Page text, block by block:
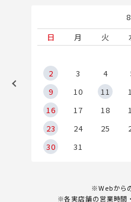
日
月 火
2
3 4
9
10 11
16
17 18
23
24 25
30
31
※Webから
※各実店舗の営業時間